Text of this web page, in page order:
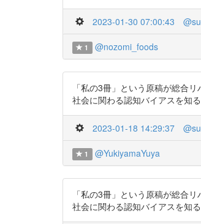
2023-01-30 07:00:43
1 @nozomi_foods
「私の3冊」という原稿が総合
社会に関わる認知バイアスを知
2023-01-18 14:29:37
1 @YukiyamaYuya
「私の3冊」という原稿が総合
社会に関わる認知バイアスを知